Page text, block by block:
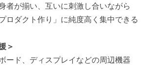
者が揃い、互いに刺激し合いながら
ロダクト作り」に純度高く集中できる
＞
ード、ディスプレイなどの周辺機器